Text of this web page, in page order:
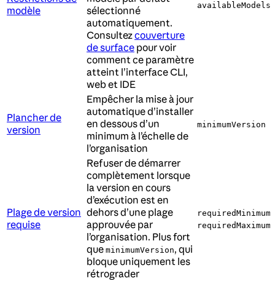
modèle
sélectionné
automatiquement.
Consultezcouverture
de surface pour voir
comment ce paramètre
atteint l’interface CLI,
web et IDE
availableModels
Plancher de
version
Empêcher la mise à jour
automatique d’installer
en dessous d’un
minimum à l’échelle de
l’organisation
minimumVersion
Plage de version
requise
Refuser de démarrer
complètement lorsque
la version en cours
d’exécution est en
dehors d’une plage
approuvée par
l’organisation. Plus fort
que minimumVersion, qui
bloque uniquement les
rétrograder